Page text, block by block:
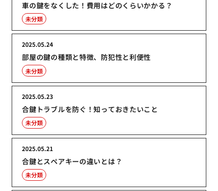
車の鍵をなくした！費用はどのくらいかかる？
未分類
部屋の鍵の種類と特徴、防犯性と利便性
2025.05.24
未分類
合鍵トラブルを防ぐ！知っておきたいこと
2025.05.23
未分類
合鍵とスペアキーの違いとは？
2025.05.21
未分類